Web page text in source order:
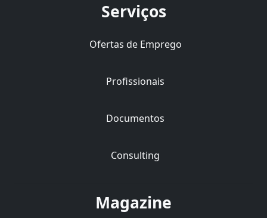
Serviços
Ofertas de Emprego
Profissionais
Documentos
Consulting
Magazine